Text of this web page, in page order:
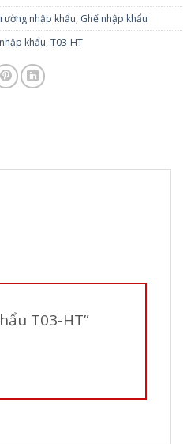
nhập khẩu, Ghế nhập khẩu
khẩu,T03-HT
T03-HT”